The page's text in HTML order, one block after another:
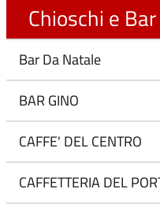
Chioschi e Bar
Bar Da Natale
BAR GINO
CAFFE' DEL CENTRO
CAFFETTERIA DEL